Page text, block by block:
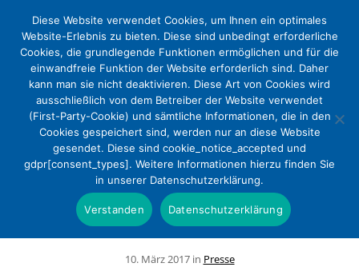
Christliche Krankenhäuser sind
Partner beim 1. Ökumenischen
Kongress der Seelsorgenden im
Krankenhaus
10. März 2017 in Presse
Diese Website verwendet Cookies, um Ihnen ein optimales
Website-Erlebnis zu bieten. Diese sind unbedingt erforderliche
Cookies, die grundlegende Funktionen ermöglichen und für die
einwandfreie Funktion der Website erforderlich sind. Daher
kann man sie nicht deaktivieren. Diese Art von Cookies wird
ausschließlich von dem Betreiber der Website verwendet
(First-Party-Cookie) und sämtliche Informationen, die in den
Cookies gespeichert sind, werden nur an diese Website
gesendet. Diese sind cookie_notice_accepted und
gdpr[consent_types]. Weitere Informationen hierzu finden Sie
in unserer Datenschutzerklärung.
Verstanden Datenschutzerklärung